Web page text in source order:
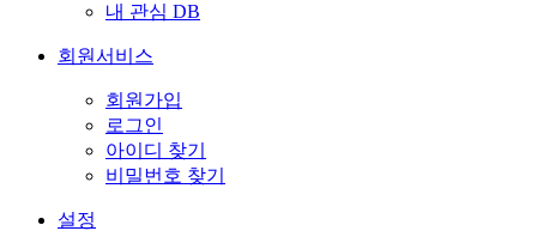
내 관심 DB
회원서비스
회원가입
로그인
아이디 찾기
비밀번호 찾기
설정